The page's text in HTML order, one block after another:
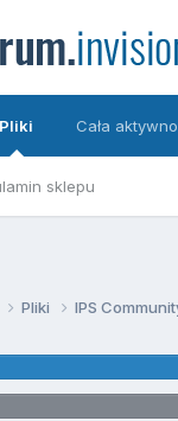
Pliki
sklepu
Cała
Pliki IPS